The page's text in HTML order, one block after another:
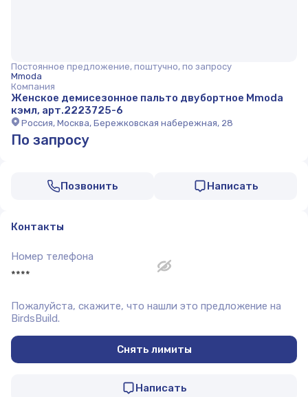
Постоянное предложение, поштучно, по запросу
Mmoda
Компания
Женское демисезонное пальто двубортное Mmoda
кэмл, арт.2223725-6
Россия, Москва, Бережковская набережная, 28
По запросу
Позвонить Написать
Контакты
Номер телефона
****
Пожалуйста, скажите, что нашли это предложение на
BirdsBuild.
Снять лимиты
Написать